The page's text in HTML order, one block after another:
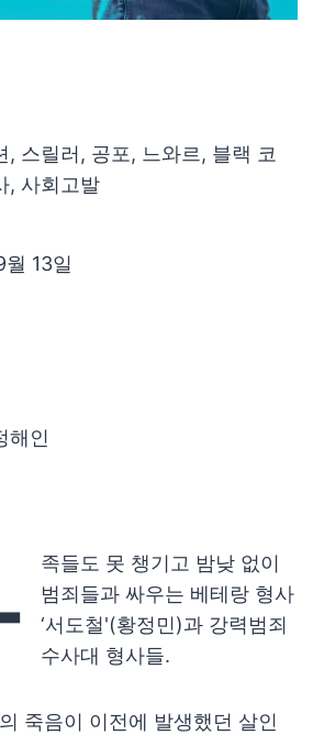
, 스릴러, 공포, 느와르, 블랙 코
, 사회고발
13일
해인
족들도 못 챙기고 밤낮 없이
범죄들과 싸우는 베테랑 형사
‘서도철'(황정민)과 강력범죄
수사대 형사들.
죽음이 이전에 발생했던 살인